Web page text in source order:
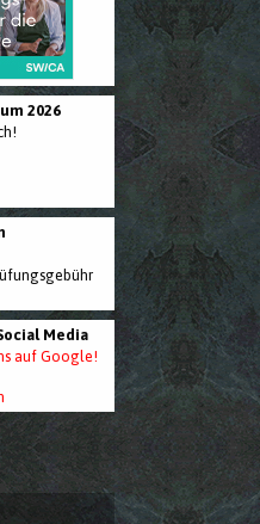
2026
Media
auf Google!